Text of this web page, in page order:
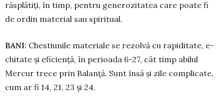
răsplătiți, în timp, pentru generozitatea care poa­te fi
de ordin material sau spiritual.
BANI: Chestiunile materiale se rezolvă cu rapiditate, e­
chi­tate și eficiență, în perioada 6-27, cât timp abilul
Mercur trece prin Ba­lanță. Sunt însă și zile complicate,
cum ar fi 14, 21, 23 și 24.